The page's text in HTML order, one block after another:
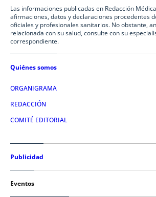
Las informaciones publicadas en Redacción
afirmaciones, datos y declaraciones procedentes
oficiales y profesionales sanitarios. No obstante,
relacionada con su salud, consulte con su
correspondiente.
Quiénes somos
ORGANIGRAMA
REDACCIÓN
COMITÉ EDITORIAL
Publicidad
Eventos